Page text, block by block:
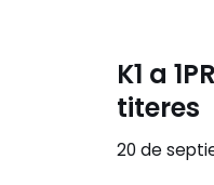
K1 a
titeres
20 de